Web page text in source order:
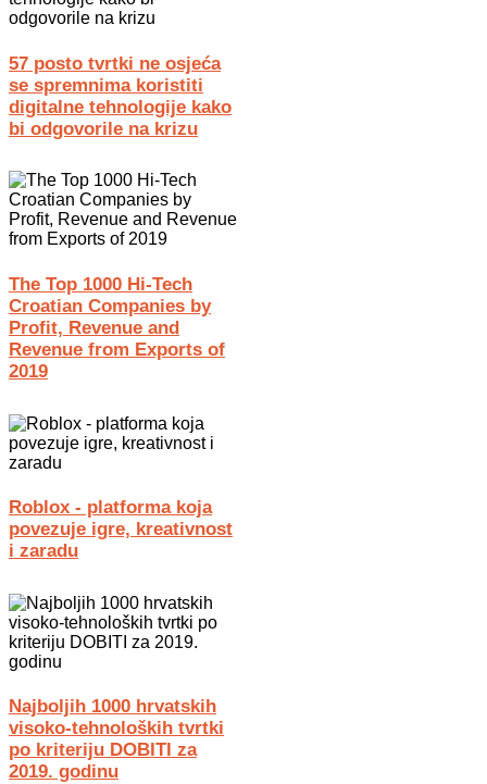
57 posto tvrtki ne osjeća
se spremnima koristiti
digitalne tehnologije kako
bi odgovorile na krizu
The Top 1000 Hi-Tech
Croatian Companies by
Profit, Revenue and
Revenue from Exports of
2019
Roblox - platforma koja
povezuje igre, kreativnost
i zaradu
Najboljih 1000 hrvatskih
visoko-tehnoloških tvrtki
po kriteriju DOBITI za
2019. godinu